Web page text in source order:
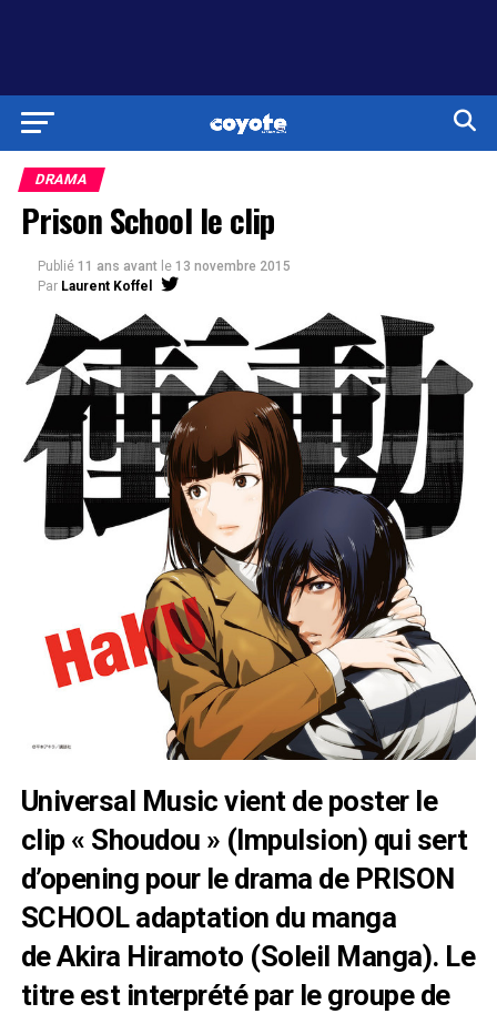
DRAMA
Prison School le clip
Publié 11 ans avant le 13 novembre 2015
Par Laurent Koffel
Universal Music vient de poster le
clip « Shoudou » (Impulsion) qui sert
d’opening pour le drama de PRISON
SCHOOL adaptation du manga
de Akira Hiramoto (Soleil Manga). Le
titre est interprété par le groupe de